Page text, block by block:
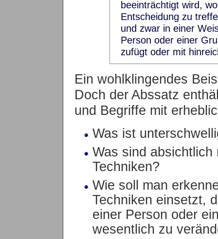
beeinträchtigt wird,
Entscheidung zu
und zwar in einer
Person oder einer
zufügt oder mit
Ein wohlklingendes
Doch der Abssatz
und Begriffe mit
Was ist
Was sind
Techniken?
Wie soll man
Techniken einsetzt,
einer Person oder
wesentlich zu